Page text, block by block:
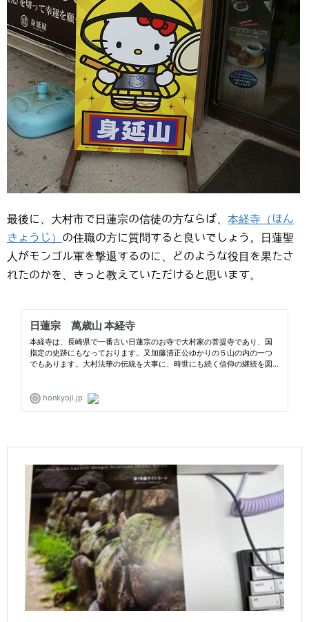
最後に、大村市で日蓮宗の信徒の方ならば、 本経寺（ほん
きょうじ） の住職の方に質問すると良いでしょう。日蓮聖
人がモンゴル軍を撃退するのに、どのような役目を果たさ
れたのかを、きっと教えていただけると思います。